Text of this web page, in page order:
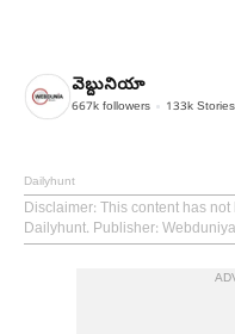
వెబ్దునియా
667k followers 133k Stories
Dailyhunt
Disclaimer: This content has
Dailyhunt. Publisher: